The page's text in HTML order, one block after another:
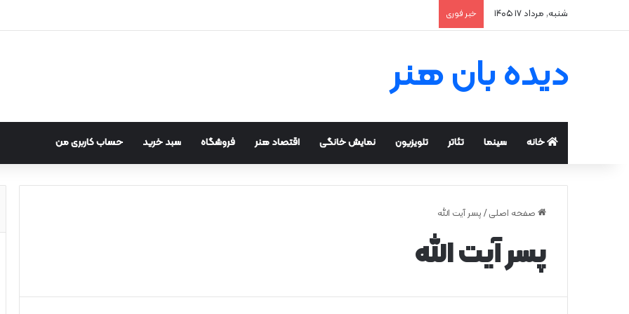
شنبه, مرداد ۱۷ ۱۴۰۵ خبر فوری
دیده بان هنر
خانه سینما تئاتر تلویزیون نمایش خانگی اقتصاد هنر فروشگاه سبد خرید حساب کاربری من
صفحه اصلی / پسر آیت الله
پسر آیت الله